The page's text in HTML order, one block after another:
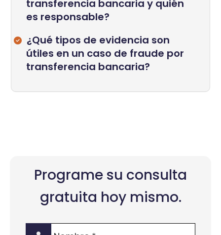
transferencia bancaria y quién
es responsable?
¿Qué tipos de evidencia son
útiles en un caso de fraude por
transferencia bancaria?
Programe su consulta
gratuita hoy mismo.
Nombre